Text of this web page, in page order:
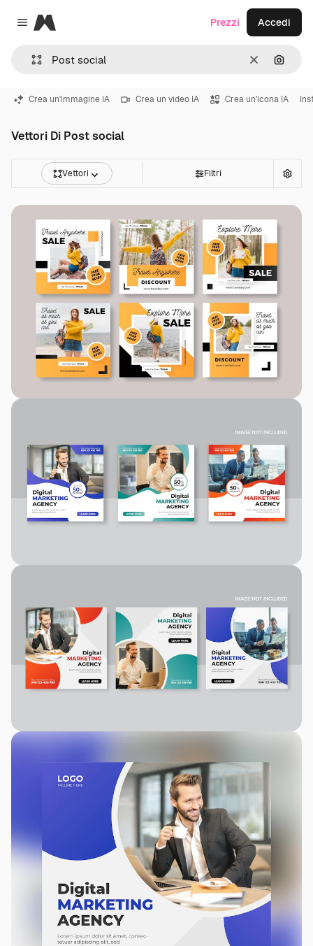
Close menu
Magnific
CancellaCerca
Prezzi Accedi
Crea un'immagine IA Crea un video IA Crea un'icona IA
Vettori Di Post social
Vettori Filtri